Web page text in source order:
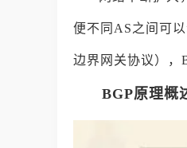
便不同AS之间可
边界网关协议），
BGP原理概